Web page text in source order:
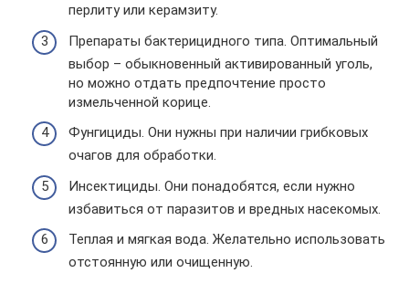
перлиту или керамзиту.
Препараты бактерицидного типа. Оптимальный
выбор – обыкновенный активированный уголь,
но можно отдать предпочтение просто
измельченной корице.
Фунгициды. Они нужны при наличии грибковых
очагов для обработки.
Инсектициды. Они понадобятся, если нужно
избавиться от паразитов и вредных насекомых.
Теплая и мягкая вода. Желательно использовать
отстоянную или очищенную.